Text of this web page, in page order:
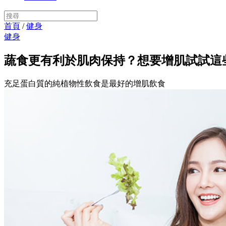
首頁 /健身
健身
蔬食更有利於肌肉保持？想要增肌試試這
充足蛋白質的純植物性飲食是最好的增肌飲食